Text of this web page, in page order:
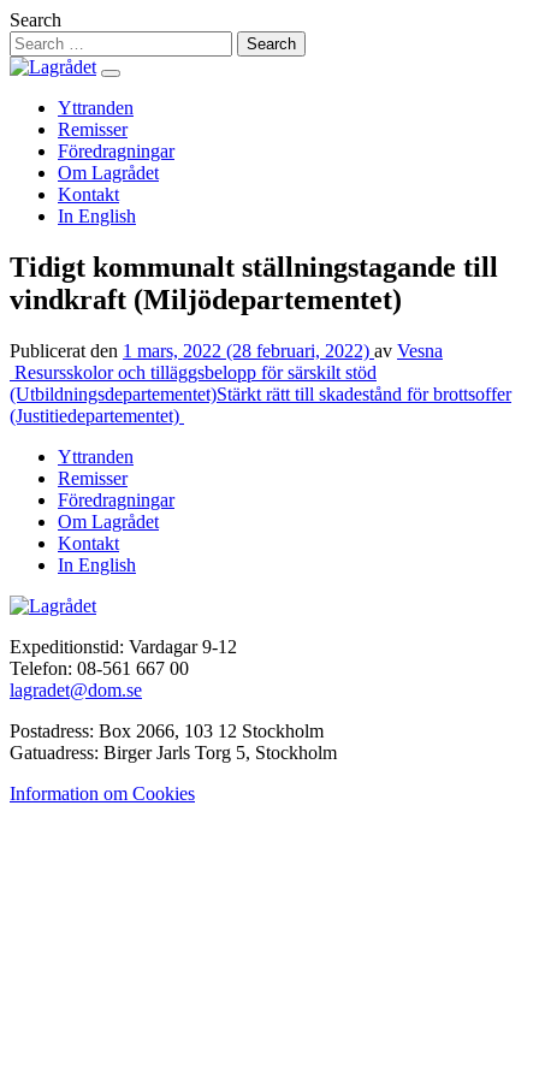
Hoppa
till
innehåll
Search
Yttranden
Remisser
Föredragningar
Om Lagrådet
Kontakt
In English
Tidigt kommunalt ställningstagande till
vindkraft (Miljödepartementet)
Publicerat den 1 mars, 2022 (28 februari, 2022) av Vesna
Inläggsnavigering
Resursskolor och tilläggsbelopp för särskilt stöd
(Utbildningsdepartementet)Stärkt rätt till skadestånd för brottsoffer
(Justitiedepartementet)
Yttranden
Remisser
Föredragningar
Om Lagrådet
Kontakt
In English
Expeditionstid: Vardagar 9-12
Telefon: 08-561 667 00
lagradet@dom.se
Postadress: Box 2066, 103 12 Stockholm
Gatuadress: Birger Jarls Torg 5, Stockholm
Information om Cookies